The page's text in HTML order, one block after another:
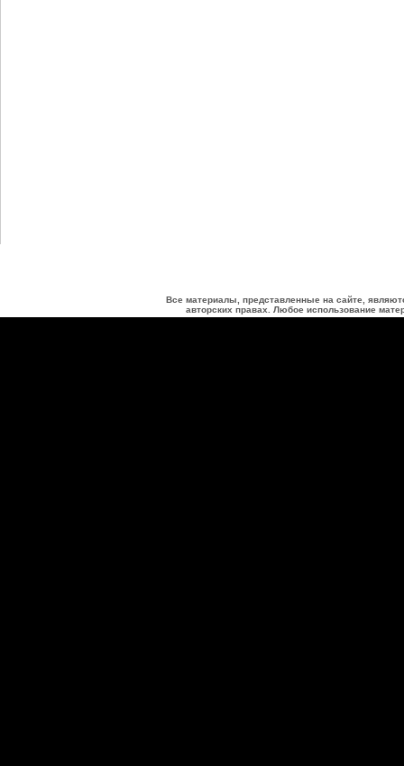
Все материалы, представленные на сайте,
авторских правах. Любое использование